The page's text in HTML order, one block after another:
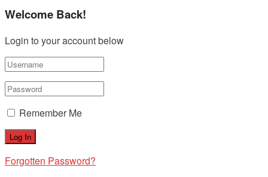
Welcome Back!
Login to your account below
Remember Me
Forgotten Password?